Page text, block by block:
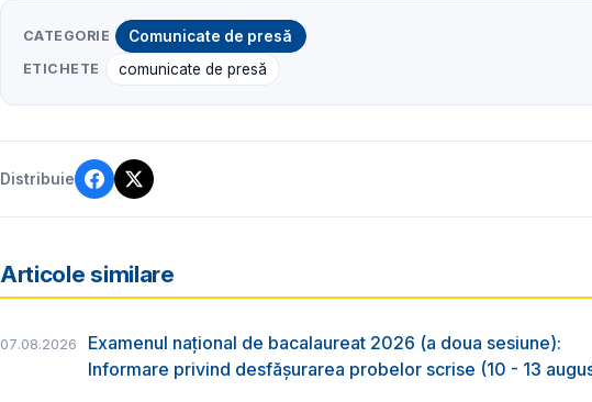
CATEGORIE Comunicate de presă
ETICHETE comunicate de presă
Distribuie
Articole similare
07.08.2026
Examenul național de bacalaureat 2026 (a doua sesiune):
Informare privind desfășurarea probelor scrise (10 - 13